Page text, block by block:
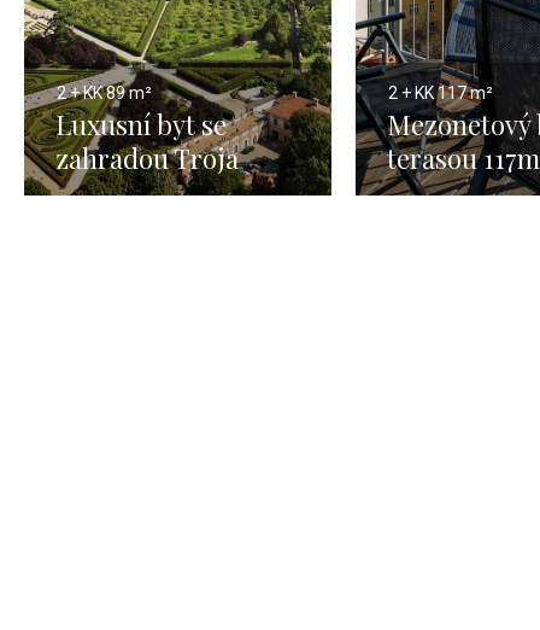
2 + KK89 m²
Luxusní byt se
zahradou Troja
2 + KK117 m²
Mezonetový
terasou 117m